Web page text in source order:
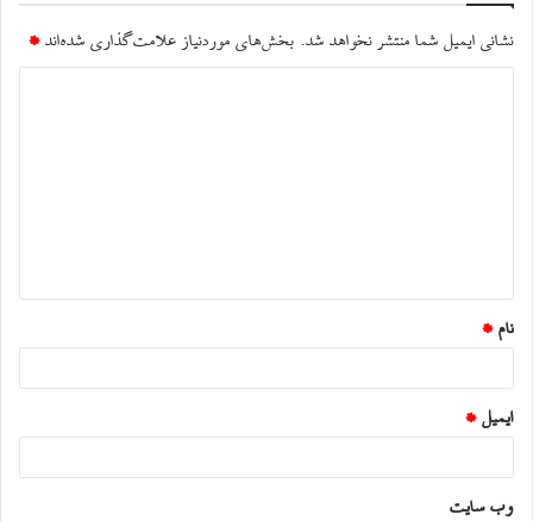
نشانی ایمیل شما منتشر نخواهد شد. بخش‌های موردنیاز علامت‌گذاری شده‌اند *
*
نام *
ایمیل *
وب‌ سایت